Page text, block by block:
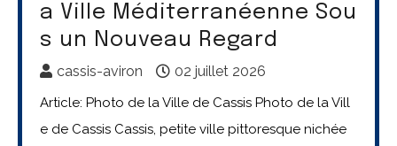
a Ville Méditerranéenne Sou
s un Nouveau Regard
cassis-aviron 02 juillet 2026
Article: Photo de la Ville de Cassis Photo de la Vill
e de Cassis Cassis, petite ville pittoresque nichée